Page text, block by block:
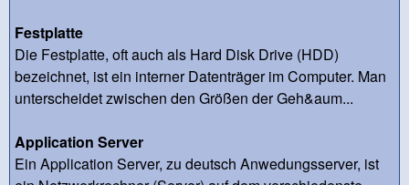
Festplatte
Die Festplatte, oft auch als Hard Disk Drive (HDD)
bezeichnet, ist ein interner Datenträger im Computer. Man
unterscheidet zwischen den Größen der Geh&aum...
Application Server
Ein Application Server, zu deutsch Anwedungsserver, ist